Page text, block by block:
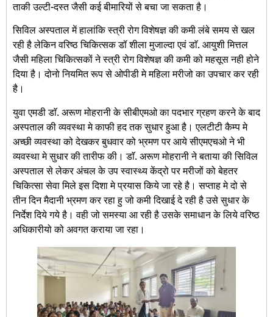
ताकी उल्टी-दस्त जैसी कई बीमारियों से बचा जा सकता है।
सिविल अस्पताल में हालांकि स्त्री रोग विशेषज्ञ की कमी लंबे समय से खल
रही है लेकिन वरिष्ठ चिकित्सक डॉ शीला मुजाल्दा एवं डाॅ. आयुशी मित्तल
जैसी महिला चिकित्सकों ने स्त्री रोग विशेषज्ञ की कमी को महसूस नही होने
दिया है। दोनो नियमित रूप से ओपीडी मे महिला मरीजो का उपचार कर रही
है।
युवा एमडी डाॅ. अरूण मोहरानी के सीबीएमओ का पदभार ग्रहण करने के बाद
अस्पताल की व्यवस्था मे काफी हद तक सुधार हुआ है। एलटीटी कैम्प मे
अच्छी व्यवस्था को देखकर बुधवार को भ्रमण पर आये सीएमएचओ ने भी
व्यवस्था मे सुधार की तारीफ की। डाॅ. अरूण मोहरानी ने बताया की सिविल
अस्पताल से लेकर अंचल के उप स्वास्थ्य केंद्रो पर मरीजों को बेहतर
चिकित्सा सेवा मिले इस दिशा मे प्रयास किये जा रहे है। सप्ताह मे दो से
तीन दिन मैदानी भ्रमण कर रहा हु जो कमी दिखाई दे रही है उसे सुधार के
निर्देश दिये गये है। वही जो समस्या आ रही है उसके समाधान के लिये वरिष्ठ
अधिकारीयो को अवगत कराया जा रहा।